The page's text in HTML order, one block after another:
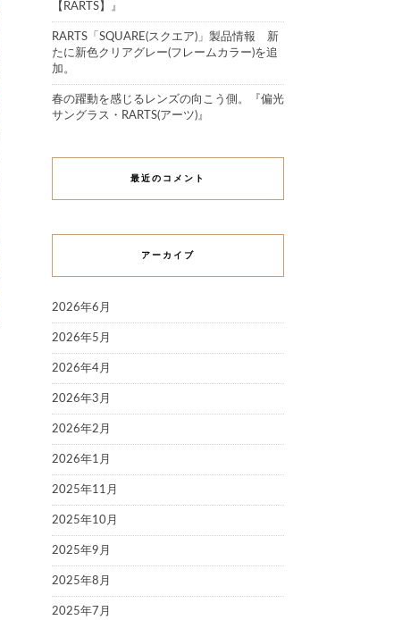
【RARTS】』
RARTS「SQUARE(スクエア)」製品情報 新
たに新色クリアグレー(フレームカラー)を追
加。
春の躍動を感じるレンズの向こう側。『偏光
サングラス・RARTS(アーツ)』
最近のコメント
アーカイブ
2026年6月
2026年5月
2026年4月
2026年3月
2026年2月
2026年1月
2025年11月
2025年10月
2025年9月
2025年8月
2025年7月